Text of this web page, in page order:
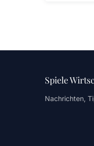
Spiele
Nachrichten,